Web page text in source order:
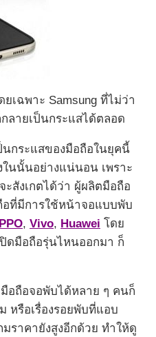
เฉพาะ Samsung ที่ไม่ว่า
ลายเป็นกระแสได้ตลอด
นกระแสของมือถือในยุคนี้
นนั้นอย่างแน่นอน เพราะ
สังเกตได้ว่า ผู้ผลิตมือถือ
ที่มีการใช้หน้าจอแบบพับ
, Vivo, Huawei โดย
ปิดมือถือรุ่นไหนออกมา ก็
อถือจอพับได้หลาย ๆ คนก็
หรือเรื่องรอยพับที่แอบ
ราคายังสูงอีกด้วย ทำให้ดู